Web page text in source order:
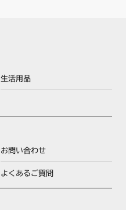
生活用品
お問い合わせ
よくあるご質問